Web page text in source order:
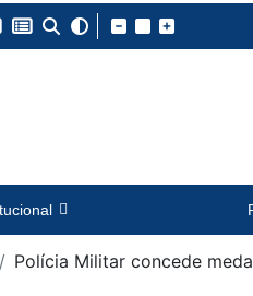
Polícia Militar concede